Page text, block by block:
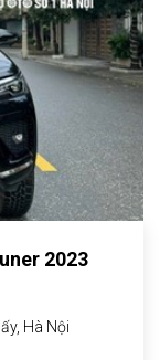
2023
Hà Nội